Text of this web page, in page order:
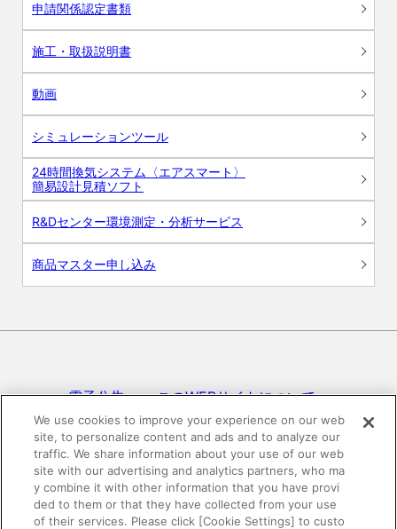
申請関係認定書類
施工・取扱説明書
動画
シミュレーションツール
24時間換気システム〈エアスマート〉
簡易設計見積ソフト
R&Dセンター環境測定・分析サービス
商品マスター申し込み
電子公告 このWEBサイトについて
プライバシーポリシー
SNSコミュニティガイドライン サイトマップ
We use cookies to improve your experience on our web
site, to personalize content and ads and to analyze our
traffic. We share information about your use of our web
site with our advertising and analytics partners, who ma
y combine it with other information that you have provi
ded to them or that they have collected from your use
of their services. Please click [Cookie Settings] to custo